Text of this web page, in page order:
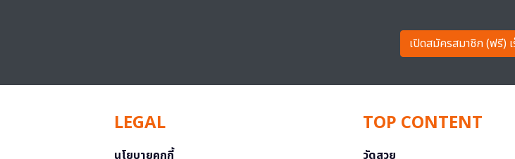
เปิดสมัครสมาชิก (ฟรี)
LEGAL
นโยบายคุกกี้
TOP CONTENT
วัดสวย